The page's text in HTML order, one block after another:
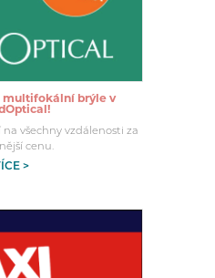
multifokální brýle v
všechny vzdálenosti za
cenu.
>